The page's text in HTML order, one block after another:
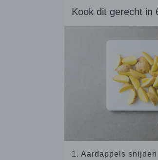
Kook dit gerecht in
1. Aardappels snijden